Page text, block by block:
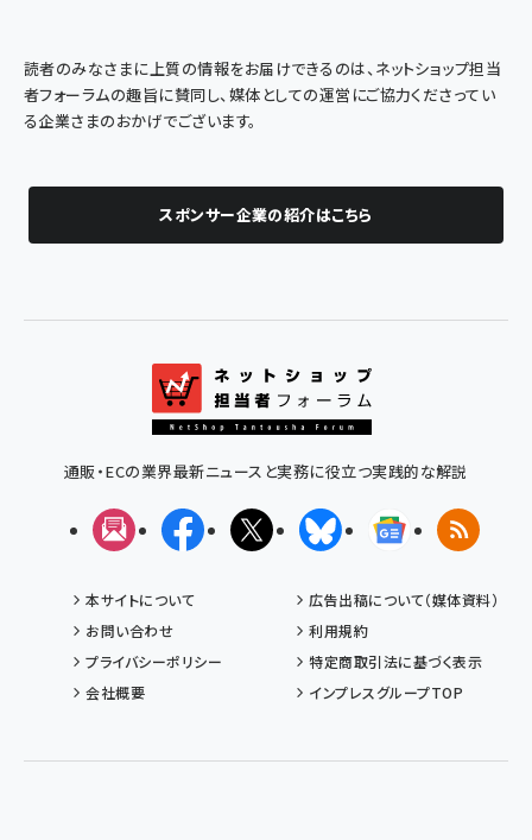
読者のみなさまに上質の情報をお届けできるのは、ネットショップ担当
者フォーラムの趣旨に賛同し、媒体としての運営にご協力くださってい
る企業さまのおかげでございます。
スポンサー企業の紹介はこちら
通販・ECの業界最新ニュースと実務に役立つ実践的な解説
メルマガFacebookX(エックス)BlueskyGoogleニュ
RSS
本サイトについて
広告出稿について（媒体資料）
お問い合わせ
利用規約
プライバシーポリシー
特定商取引法に基づく表示
会社概要
インプレスグループTOP